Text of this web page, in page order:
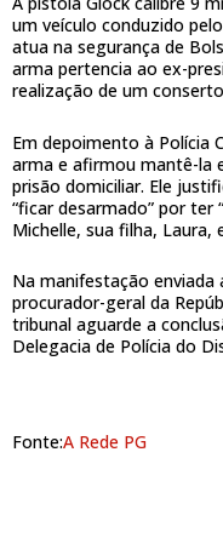
um veículo conduzido
atua na segurança de
arma pertencia ao ex-
realização de um
Em depoimento à Polícia
arma e afirmou mantê-la
prisão domiciliar. Ele
“ficar desarmado” por ter
Michelle, sua filha, Laura,
Na manifestação enviada
procurador-geral da
tribunal aguarde a
Delegacia de Polícia do
Fonte:A Rede PG